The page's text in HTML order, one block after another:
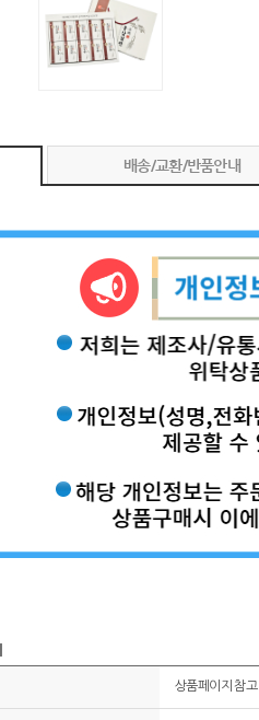
배송/교환/반품안내
상품페이지 참고